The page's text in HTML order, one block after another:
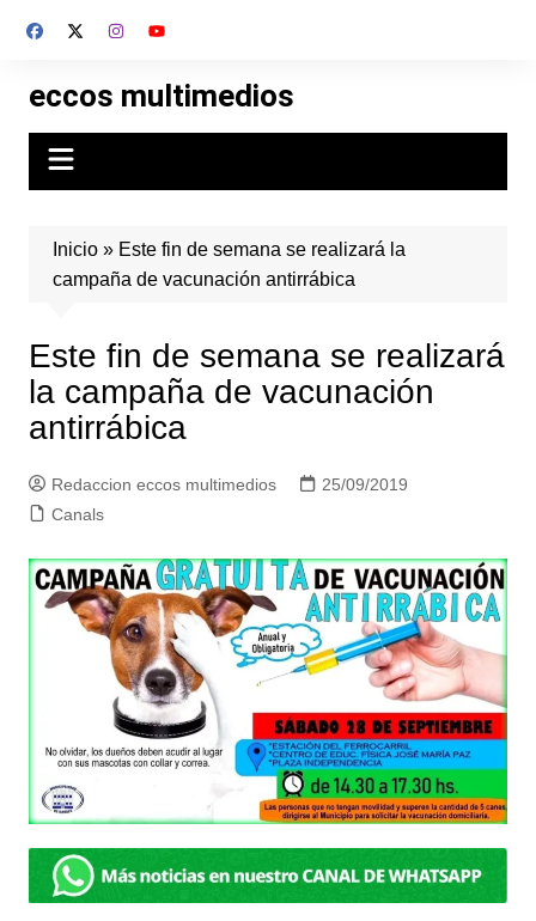
eccos multimedios
Inicio» Este fin de semana se realizará la
campaña de vacunación antirrábica
Este fin de semana se realizará
la campaña de vacunación
antirrábica
Redaccion eccos multimedios
25/09/2019
Canals